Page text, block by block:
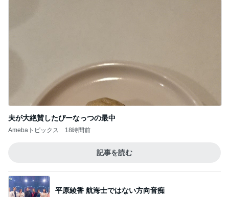
夫が大絶賛したぴーなっつの最中
Amebaトピックス 18時間前
記事を読む
平原綾香 航海士ではない方向音痴